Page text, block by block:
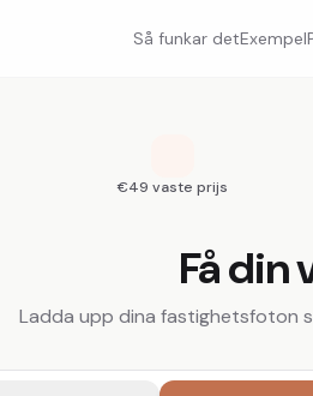
Så funkar detExempel
€49 vaste prijs
Få din
Ladda upp dina fastighetsfoton